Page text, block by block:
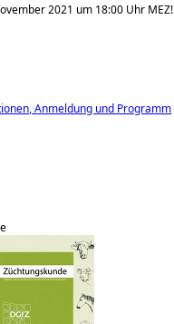
2021 um 18:00 Uhr MEZ!
Anmeldung und Programm